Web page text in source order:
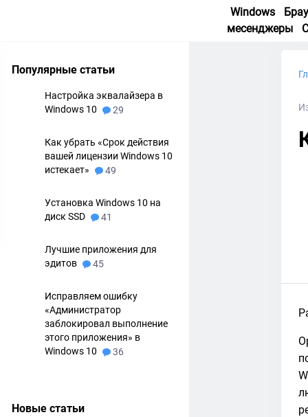
Windows
месенджеры
Популярные статьи
Настройка эквалайзера в
Windows 10
29
Как убрать «Срок действия
вашей лицензии Windows 10
истекает»
49
Установка Windows 10 на
диск SSD
41
Лучшие приложения для
эдитов
45
Исправляем ошибку
«Администратор
заблокировал выполнение
этого приложения» в
Windows 10
36
Новые статьи